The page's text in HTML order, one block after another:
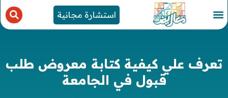
استشارة مجانية
تعرف علي كيفية كتابة معروض طلب
قبول في الجامعة